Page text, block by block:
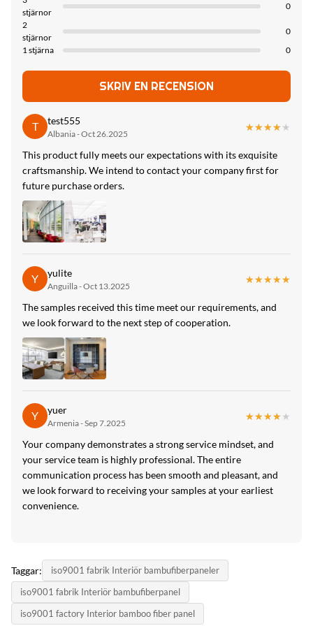
Advantage:
Easy Installation,Environmental Protection, Flexible，Bendable
B
High Light:
Metal Bamboo mkaa Bodi ya Fiber Bodi ya Kubadilika,
Bodi ya Mkaa wa Mkaa wa Maji
Bodi ya Mapambo ya Mambo ya Ndani
stjärnor
0
2
stjärnor
0
1 stjärna
0
SKRIV EN RECENSION
T test555
Albania - Oct 26.2025
★★★★★
★★★★★
This product fully meets our expectations with its exquisite
craftsmanship. We intend to contact your company first for
future purchase orders.
Y yulite
Anguilla - Oct 13.2025
★★★★★
★★★★★
The samples received this time meet our requirements, and
we look forward to the next step of cooperation.
Y yuer
Armenia - Sep 7.2025
★★★★★
★★★★★
Your company demonstrates a strong service mindset, and
your service team is highly professional. The entire
communication process has been smooth and pleasant, and
we look forward to receiving your samples at your earliest
convenience.
Taggar:
iso9001 fabrik Interiör bambufiberpaneler
iso9001 fabrik Interiör bambufiberpanel
iso9001 factory Interior bamboo fiber panel